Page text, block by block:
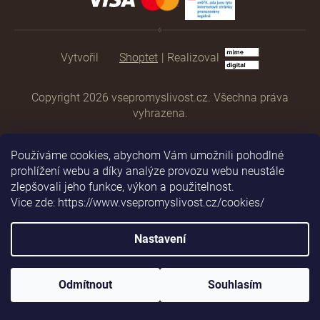
Používáme cookies, abychom Vám umožnili pohodlné
prohlížení webu a díky analýze provozu webu neustále
zlepšovali jeho funkce, výkon a použitelnost.
Vice zde: https://www.vsepromyslivost.cz/cookies/
Nastavení
Odmítnout Souhlasím
Shoptet | Realizoval
Copyright 2026 vsepromyslivost.cz . Všechna práva
vyhrazena.